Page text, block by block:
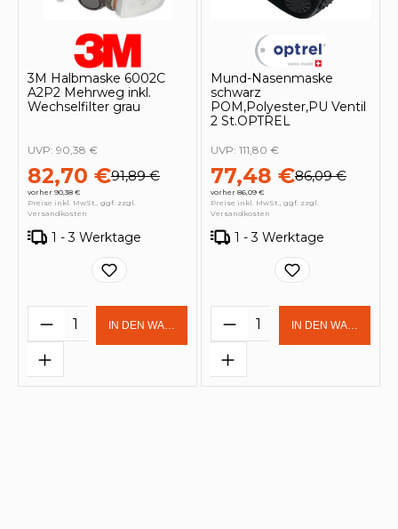
3M Halbmaske 6002C
A2P2 Mehrweg inkl.
Wechselfilter grau
82,70 €91,89 €
vorher 90,38 €
UVP: 90,38 €
Preise inkl. MwSt., ggf. zzgl.
Versandkosten
1 - 3 Werktage
Produkt Anzahl: Gib den
IN DEN WARENKORB
Mund-Nasenmaske
schwarz
POM,Polyester,PU Ventil
2 St.OPTREL
77,48 €86,09 €
vorher 86,09 €
UVP: 111,80 €
Preise inkl. MwSt., ggf. zzgl.
Versandkosten
1 - 3 Werktage
Produkt Anzahl:
IN DEN